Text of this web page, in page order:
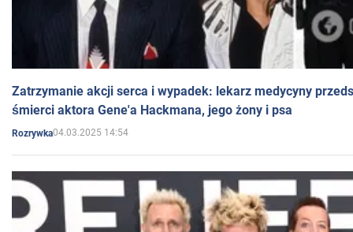
Zatrzymanie akcji serca i wypadek: lekarz medycyny
śmierci aktora Gene'a Hackmana, jego żony i psa
Rozrywka04.03.2025 14:54